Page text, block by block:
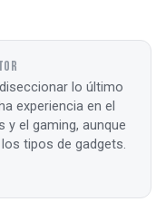
lo último
experiencia en el
y el gaming, aunque
tipos de gadgets.